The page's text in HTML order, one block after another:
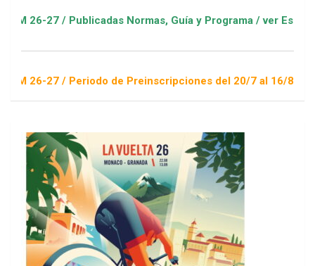
Publicadas Normas, Guía y Programa / ver Escuelas
/ Periodo de Preinscripciones del 20/7 al 16/8 / Sorteo 1 de